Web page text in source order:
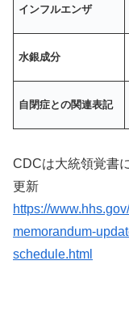
インフルエンザ
水銀成分
自閉症との関連表記
CDCは大統領覚書
更新
https://
memorandum-
schedule.html